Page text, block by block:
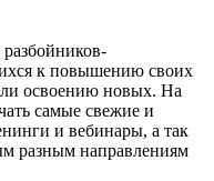
разбойников-
к повышению своих
освоению новых. На
самые свежие и
и вебинары, а так
разным направлениям